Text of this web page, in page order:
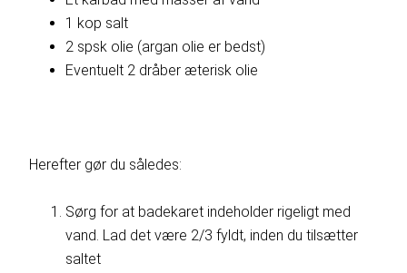
1 kop salt
2 spsk olie (argan olie er bedst)
Eventuelt 2 dråber æterisk olie
Herefter gør du således:
Sørg for at badekaret indeholder rigeligt med
vand. Lad det være 2/3 fyldt, inden du tilsætter
saltet